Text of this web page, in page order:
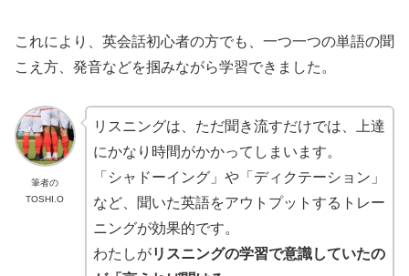
これにより、英会話初心者の方でも、一つ一つの単語の聞
こえ方、発音などを掴みながら学習できました。
筆者の
TOSHI.O
リスニングは、ただ聞き流すだけでは、上達
にかなり時間がかかってしまいます。
「シャドーイング」や「ディクテーション」
など、聞いた英語をアウトプットするトレー
ニングが効果的です。
わたしがリスニングの学習で意識していたの